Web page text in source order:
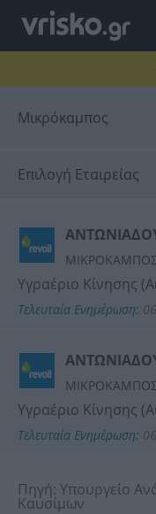
Μικρόκαμπος
Επιλογή Εταιρείας
REVOIL
Υγραέριο Κίνησης
Τελευταία Ενημέρωση:
Υγραέριο Κίνησης
Τελευταία Ενημέρωση:
Πηγή: Υπουργείο
Καυσίμων